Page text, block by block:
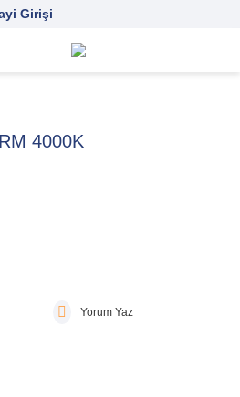
Girişi
4000K
Yorum Yaz